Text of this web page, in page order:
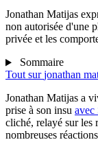
Jonathan Matijas
non autorisée d'une
privée et les
Sommaire
Tout surjonathan
Jonathan Matijas a
prise à son insu avec
cliché, relayé sur les
nombreuses